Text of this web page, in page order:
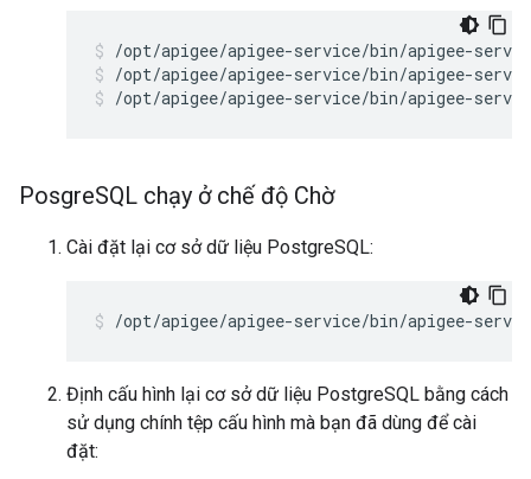
/opt/apigee/apigee-service/bin/apigee-
/opt/apigee/apigee-service/bin/apigee-
PosgreSQL chạy ở chế độ Chờ
Cài đặt lại cơ sở dữ liệu PostgreSQL:
/opt/apigee/apigee-service/bin/apigee-
Định cấu hình lại cơ sở dữ liệu PostgreSQL bằng cách
sử dụng chính tệp cấu hình mà bạn đã dùng để cài
đặt: